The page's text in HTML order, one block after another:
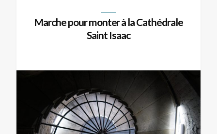
Marche pour monter à la Cathédrale
Saint Isaac